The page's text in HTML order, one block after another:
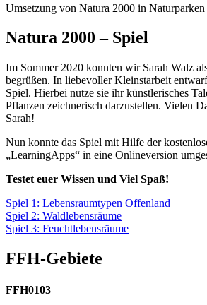
Umsetzung von Natura 2000 in
Natura 2000 – Spiel
Im Sommer 2020 konnten wir Sarah Walz
begrüßen. In liebevoller Kleinstarbeit
Spiel. Hierbei nutze sie ihr künstlerisches
Pflanzen zeichnerisch darzustellen. Vielen
Sarah!
Nun konnte das Spiel mit Hilfe der
„LearningApps“ in eine Onlineversion
Testet euer Wissen und Viel Spaß!
Spiel 1: Lebensraumtypen Offenland
Spiel 2: Waldlebensräume
Spiel 3: Feuchtlebensräume
FFH-Gebiete
FFH0103